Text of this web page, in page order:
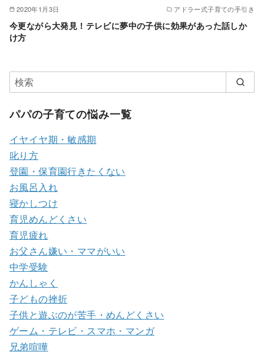
2020年1月3日 アドラー式子育ての手引き
今更ながら大発見！テレビに夢中の子供に効果があった話しか
け方
パパの子育ての悩み一覧
イヤイヤ期・敏感期
叱り方
登園・保育園行きたくない
お風呂入れ
寝かしつけ
育児めんどくさい
育児疲れ
お父さん嫌い・ママがいい
中学受験
かんしゃく
子どもの挫折
子供と遊ぶのが苦手・めんどくさい
ゲーム・テレビ・スマホ・マンガ
兄弟喧嘩